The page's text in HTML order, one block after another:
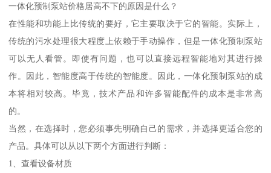
一体化预制泵站价格居高不下的原因是什么？
在性能和功能上比传统的要好，它主要取决于它的智能。实际上，
传统的污水处理很大程度上依赖于手动操作，但是一体化预制泵站
可以无人看管。即使有问题，也可以直接远程智能地对其进行操
作。因此，智能度高于传统的智能度。因此，一体化预制泵站的成
本将相对较高。毕竟，技术产品和许多智能配件的成本是非常高
的。
当然，在选择时，您必须事先明确自己的需求，并选择更适合您的
产品。具体可以从以下两个方面进行判断：
1、查看设备材质